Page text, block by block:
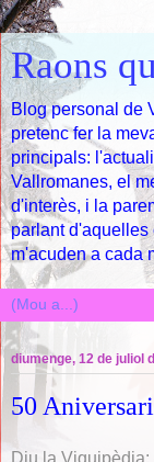
Raons
Blog personal de
pretenc fer la
principals:
Vallromanes, el
d'interès, i la
parlant d'aquelles
m'acuden a cada
diumenge, 12 de juliol
50
Diu la Viquipèdia: